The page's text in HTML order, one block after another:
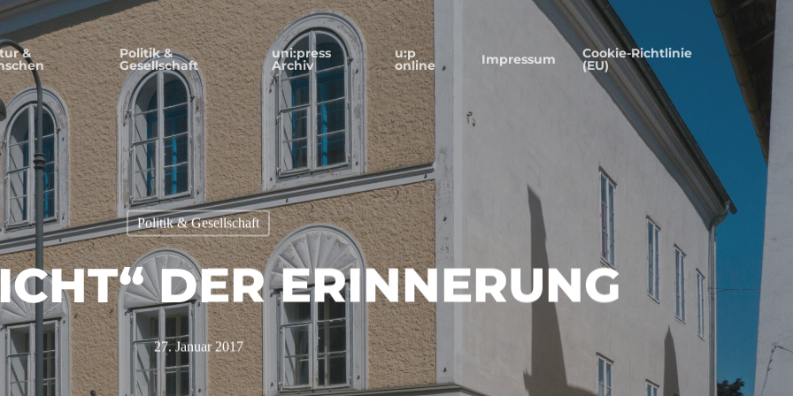
& Politik &
Gesellschaft
uni:press
Archiv
u:p
online Impressum Cookie-Richtlinie
(EU)
Politik & Gesellschaft
DER ERINNERUNG
27. Januar 2017